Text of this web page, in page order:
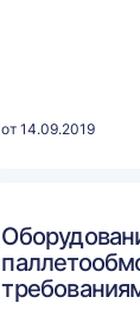
от 14.09.2019